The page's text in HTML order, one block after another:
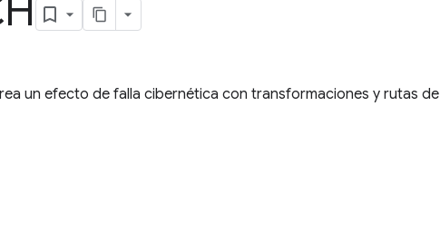
un efecto de falla cibernética con transformaciones y rutas de